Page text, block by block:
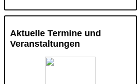
Aktuelle Termine und
Veranstaltungen